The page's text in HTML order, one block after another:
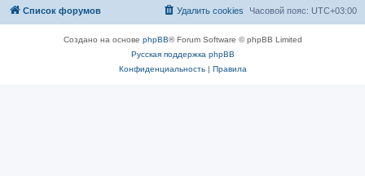
Список форумов Часовой пояс: UTC+03:00
Удалить cookies
Создано на основе phpBB® Forum Software © phpBB Limited
Русская поддержка phpBB
Конфиденциальность| Правила